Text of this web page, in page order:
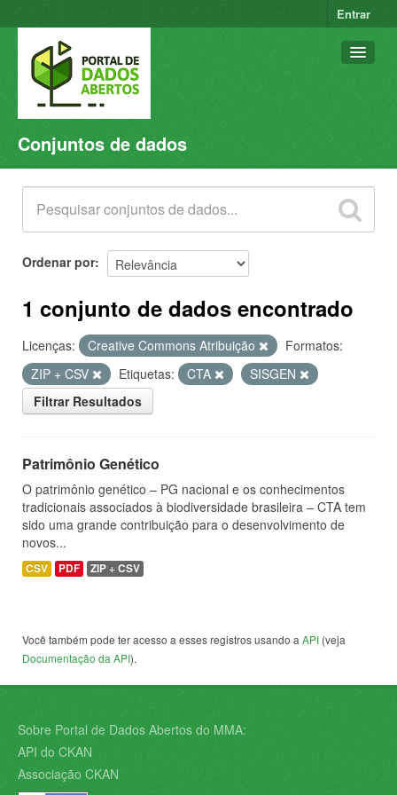
Entrar
Conjuntos de dados
Organizações
Grupos
Sobre
Conjuntos de dados
Ordenar por
1 conjunto de dados encontrado
Licenças: Creative Commons Atribuição
Formatos:
ZIP + CSV
Etiquetas: CTA
SISGEN
Filtrar Resultados
Patrimônio Genético
O patrimônio genético – PG nacional e os conhecimentos
tradicionais associados à biodiversidade brasileira – CTA tem
sido uma grande contribuição para o desenvolvimento de
novos...
CSV PDF ZIP + CSV
Você também pode ter acesso a esses registros usando a API (veja
Documentação da API).
Sobre Portal de Dados Abertos do MMA:
API do CKAN
Associação CKAN